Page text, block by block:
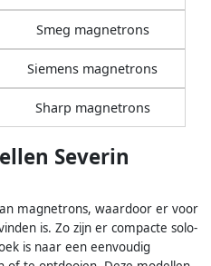
Smeg magnetrons
Siemens magnetrons
Sharp magnetrons
Severin
magnetrons, waardoor er voor
is. Zo zijn er compacte solo-
is naar een eenvoudig